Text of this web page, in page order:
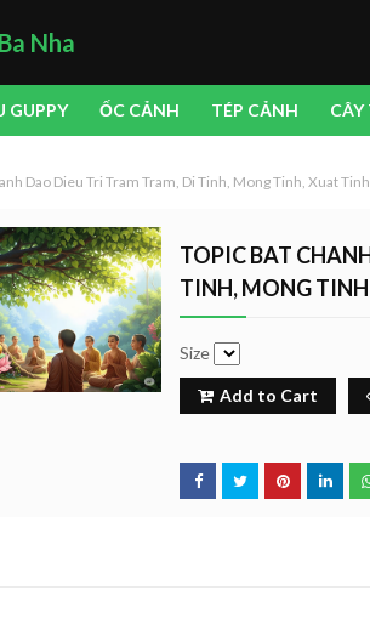
Nha
GUPPY ỐC CẢNH TÉP CẢNH CÂY
Dao Dieu Tri Tram Tram, Di Tinh, Mong Tinh, Xuat
TOPIC BAT
TINH, MONG
Size
Add to Cart